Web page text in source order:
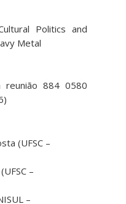
Politics and
Metal
884 0580
(UFSC –
–
–